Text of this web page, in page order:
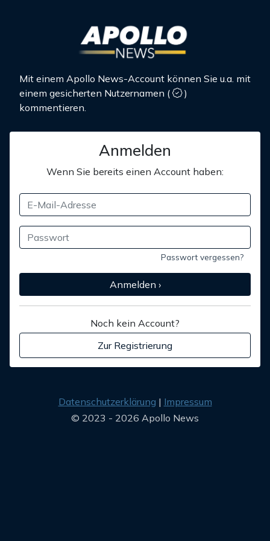
Mit einem Apollo News-Account können Sie u.a. mit
einem gesicherten Nutzernamen (
)
kommentieren.
Anmelden
Wenn Sie bereits einen Account haben:
Passwort vergessen?
Anmelden ›
Noch kein Account?
Zur Registrierung
Datenschutzerklärung
Impressum
© 2023 - 2026 Apollo News